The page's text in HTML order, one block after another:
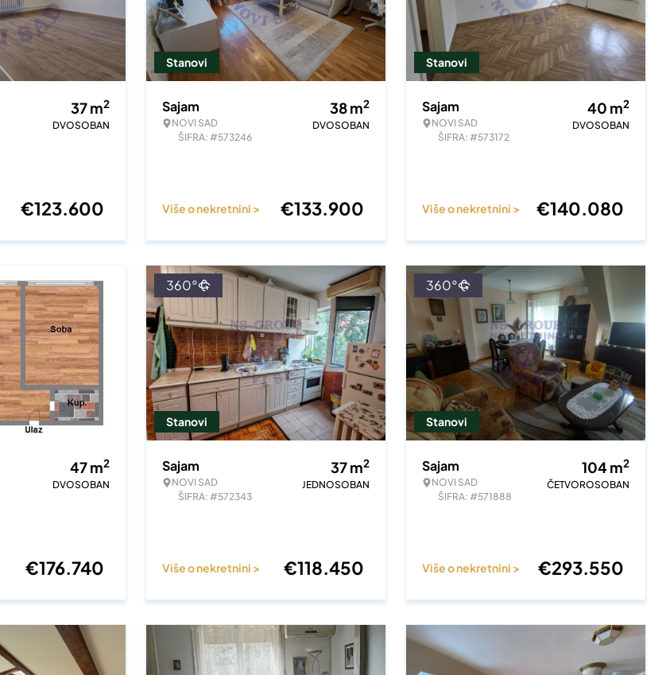
37m2
DVOSOBAN
€123.600
Stanovi
Sajam
NOVI SAD
ŠIFRA: #573246
38m2
DVOSOBAN
Više o nekretnini > €133.900
Stanovi
Sajam
NOVI SAD
ŠIFRA: #573172
40 m2
DVOSOBAN
Više o nekretnini > €140.080
47m2
DVOSOBAN
€176.740
Stanovi
360°
Sajam
NOVI SAD
ŠIFRA: #572343
37m2
JEDNOSOBAN
Više o nekretnini > €118.450
Stanovi
360°
Sajam
NOVI SAD
ŠIFRA: #571888
104m2
ČETVOROSOBAN
Više o nekretnini > €293.550